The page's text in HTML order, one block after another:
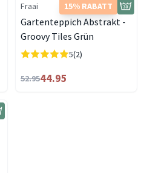
15% RABATT
Fraai
Gartenteppich Abstrakt -
Groovy Tiles Grün
5(2)
52.9544.95